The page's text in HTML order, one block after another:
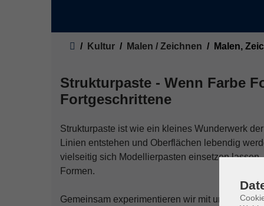
Kultur Malen / Zeichnen Malen,
Strukturpaste - Wenn Farbe
Fortgeschrittene
Strukturpaste ist wie ein kleines Wunderwerk
Linien entstehen und Oberflächen lebendig
vielseitig sich Modellierpasten einsetzen
Formen.
Gemeinsam experimentieren wir mit